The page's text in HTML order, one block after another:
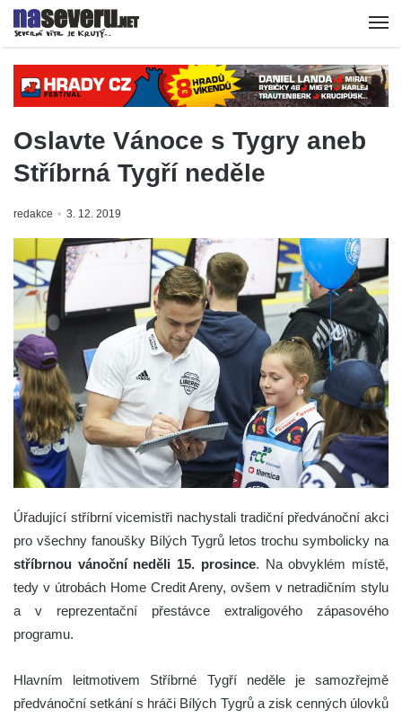
Oslavte Vánoce s Tygry aneb
Stříbrná Tygří neděle
redakce 3. 12. 2019
Úřadující stříbrní vicemistři nachystali tradiční předvánoční akci
pro všechny fanoušky Bílých Tygrů letos trochu symbolicky na
stříbrnou vánoční neděli 15. prosince. Na obvyklém místě,
tedy v útrobách Home Credit Areny, ovšem v netradičním stylu
a v reprezentační přestávce extraligového zápasového
programu.
Hlavním leitmotivem Stříbrné Tygří neděle je samozřejmě
předvánoční setkání s hráči Bílých Tygrů a zisk cenných úlovků